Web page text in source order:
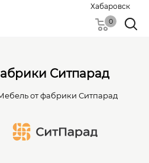
Хабаровск
0
Ситпарад
от фабрики Ситпарад